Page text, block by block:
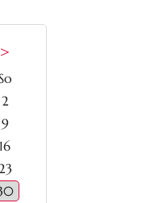
>
Sonntag
2
9
16